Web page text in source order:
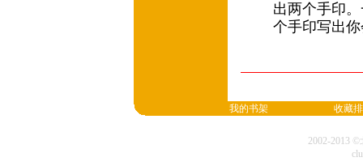
出两个手印
个手印写出
我的书架 收藏
2002-2013